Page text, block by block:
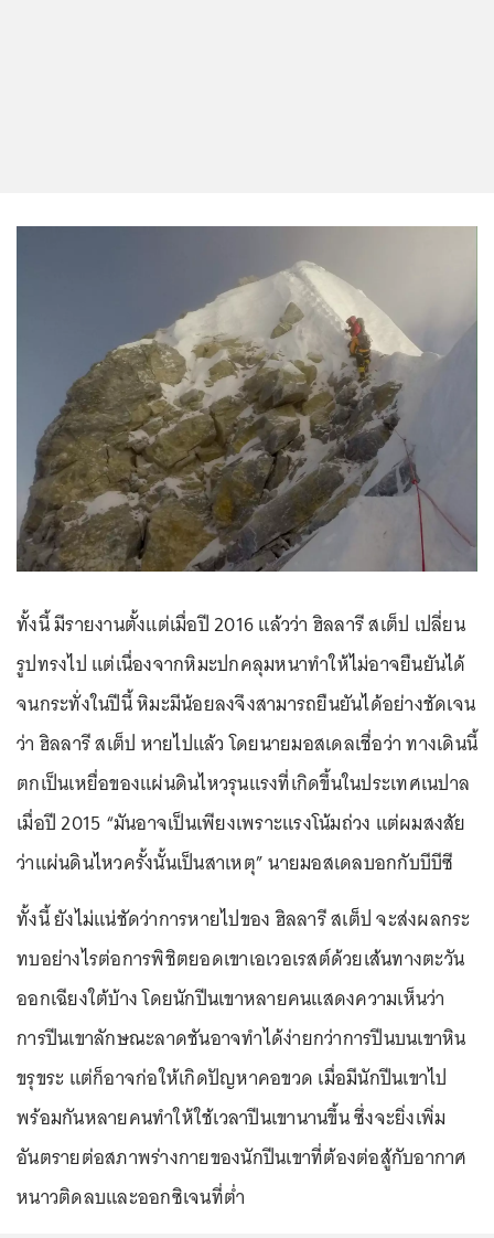
ทั้งนี้ มีรายงานตั้งแต่เมื่อปี 2016 แล้วว่า ฮิลลารี สเต็ป เปลี่ยน
รูปทรงไป แต่เนื่องจากหิมะปกคลุมหนาทำให้ไม่อาจยืนยันได้
จนกระทั่งในปีนี้ หิมะมีน้อยลงจึงสามารถยืนยันได้อย่างชัดเจน
ว่า ฮิลลารี สเต็ป หายไปแล้ว โดยนายมอสเดลเชื่อว่า ทางเดินนี้
ตกเป็นเหยื่อของแผ่นดินไหวรุนแรงที่เกิดขึ้นในประเทศเนปาล
เมื่อปี 2015 “มันอาจเป็นเพียงเพราะแรงโน้มถ่วง แต่ผมสงสัย
ว่าแผ่นดินไหวครั้งนั้นเป็นสาเหตุ” นายมอสเดลบอกกับบีบีซี
ทั้งนี้ ยังไม่แน่ชัดว่าการหายไปของ ฮิลลารี สเต็ป จะส่งผลกระ
ทบอย่างไรต่อการพิชิตยอดเขาเอเวอเรสต์ด้วยเส้นทางตะวัน
ออกเฉียงใต้บ้าง โดยนักปีนเขาหลายคนแสดงความเห็นว่า
การปีนเขาลักษณะลาดชันอาจทำได้ง่ายกว่าการปีนบนเขาหิน
ขรุขระ แต่ก็อาจก่อให้เกิดปัญหาคอขวด เมื่อมีนักปีนเขาไป
พร้อมกันหลายคนทำให้ใช้เวลาปีนเขานานขึ้น ซึ่งจะยิ่งเพิ่ม
อันตรายต่อสภาพร่างกายของนักปีนเขาที่ต้องต่อสู้กับอากาศ
หนาวติดลบและออกซิเจนที่ต่ำ